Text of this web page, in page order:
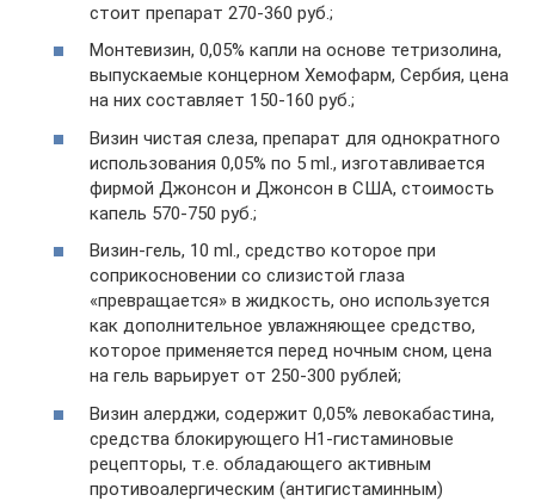
стоит препарат 270-360 руб.;
Монтевизин, 0,05% капли на основе тетризолина,
выпускаемые концерном Хемофарм, Сербия, цена
на них составляет 150-160 руб.;
Визин чистая слеза, препарат для однократного
использования 0,05% по 5 ml., изготавливается
фирмой Джонсон и Джонсон в США, стоимость
капель 570-750 руб.;
Визин-гель, 10 ml., средство которое при
соприкосновении со слизистой глаза
«превращается» в жидкость, оно используется
как дополнительное увлажняющее средство,
которое применяется перед ночным сном, цена
на гель варьирует от 250-300 рублей;
Визин алерджи, содержит 0,05% левокабастина,
средства блокирующего H1-гистаминовые
рецепторы, т.е. обладающего активным
противоалергическим (антигистаминным)